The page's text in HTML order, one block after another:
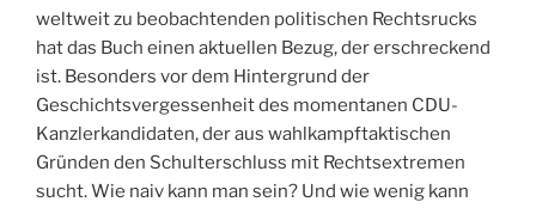
weltweit zu beobachtenden politischen Rechtsrucks
hat das Buch einen aktuellen Bezug, der erschreckend
ist. Besonders vor dem Hintergrund der
Geschichtsvergessenheit des momentanen CDU-
Kanzlerkandidaten, der aus wahlkampftaktischen
Gründen den Schulterschluss mit Rechtsextremen
sucht. Wie naiv kann man sein? Und wie wenig kann